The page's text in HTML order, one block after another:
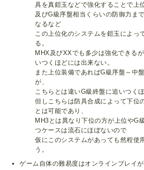
具を真鎧玉などで強化することで上
及びG級序盤相当くらいの防御力ま
なるなど
この上位化のシステムを鎧玉によっ
る。
MHX及びXXでも多少は強化できる
いつくほどには出来ない。
また上位装備であればG級序盤～中
が、
こちらとは違いG級終盤に追いつく
但しこちらは防具合成によって下位
とは可能であり、
MH3とは異なり下位の方が上位やG
つケースは流石にほぼないので
仮にこのシステムがあっても然程使
う。
ゲーム自体の難易度はオンラインプレイ